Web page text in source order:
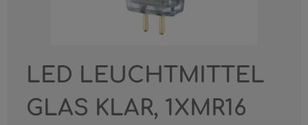
LED LEUCHTMITTEL
GLAS KLAR, 1XMR16